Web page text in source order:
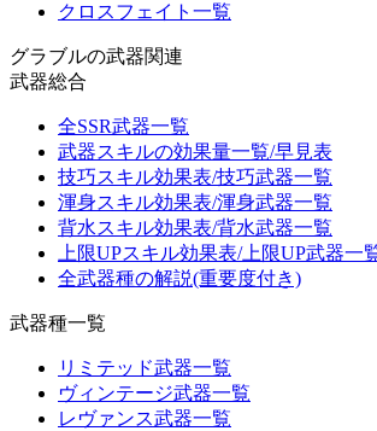
クロスフェイト一覧
グラブルの武器関連
武器総合
全SSR武器一覧
武器スキルの効果量一覧/早見表
技巧スキル効果表/技巧武器一覧
渾身スキル効果表/渾身武器一覧
背水スキル効果表/背水武器一覧
上限UPスキル効果表/上限UP武器一
全武器種の解説(重要度付き)
武器種一覧
リミテッド武器一覧
ヴィンテージ武器一覧
レヴァンス武器一覧